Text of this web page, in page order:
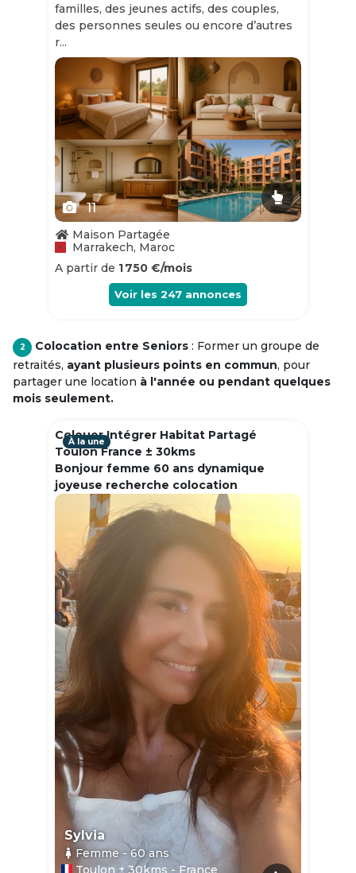
familles, des jeunes actifs, des couples,
des personnes seules ou encore d’autres
r...
Slide 1 of 11
11
Maison Partagée
Marrakech, Maroc
A partir de 1 750 €/mois
Voir les 247 annonces
2 Colocation entre Seniors : Former un groupe de
retraités, ayant plusieurs points en commun, pour
partager une location à l'année ou pendant quelques
mois seulement.
Colouer Intégrer Habitat Partagé
Toulon France ± 30kms
Bonjour femme 60 ans dynamique
joyeuse recherche colocation
À la une
Sylvia
Femme - 60ans
Toulon ± 30kms - France